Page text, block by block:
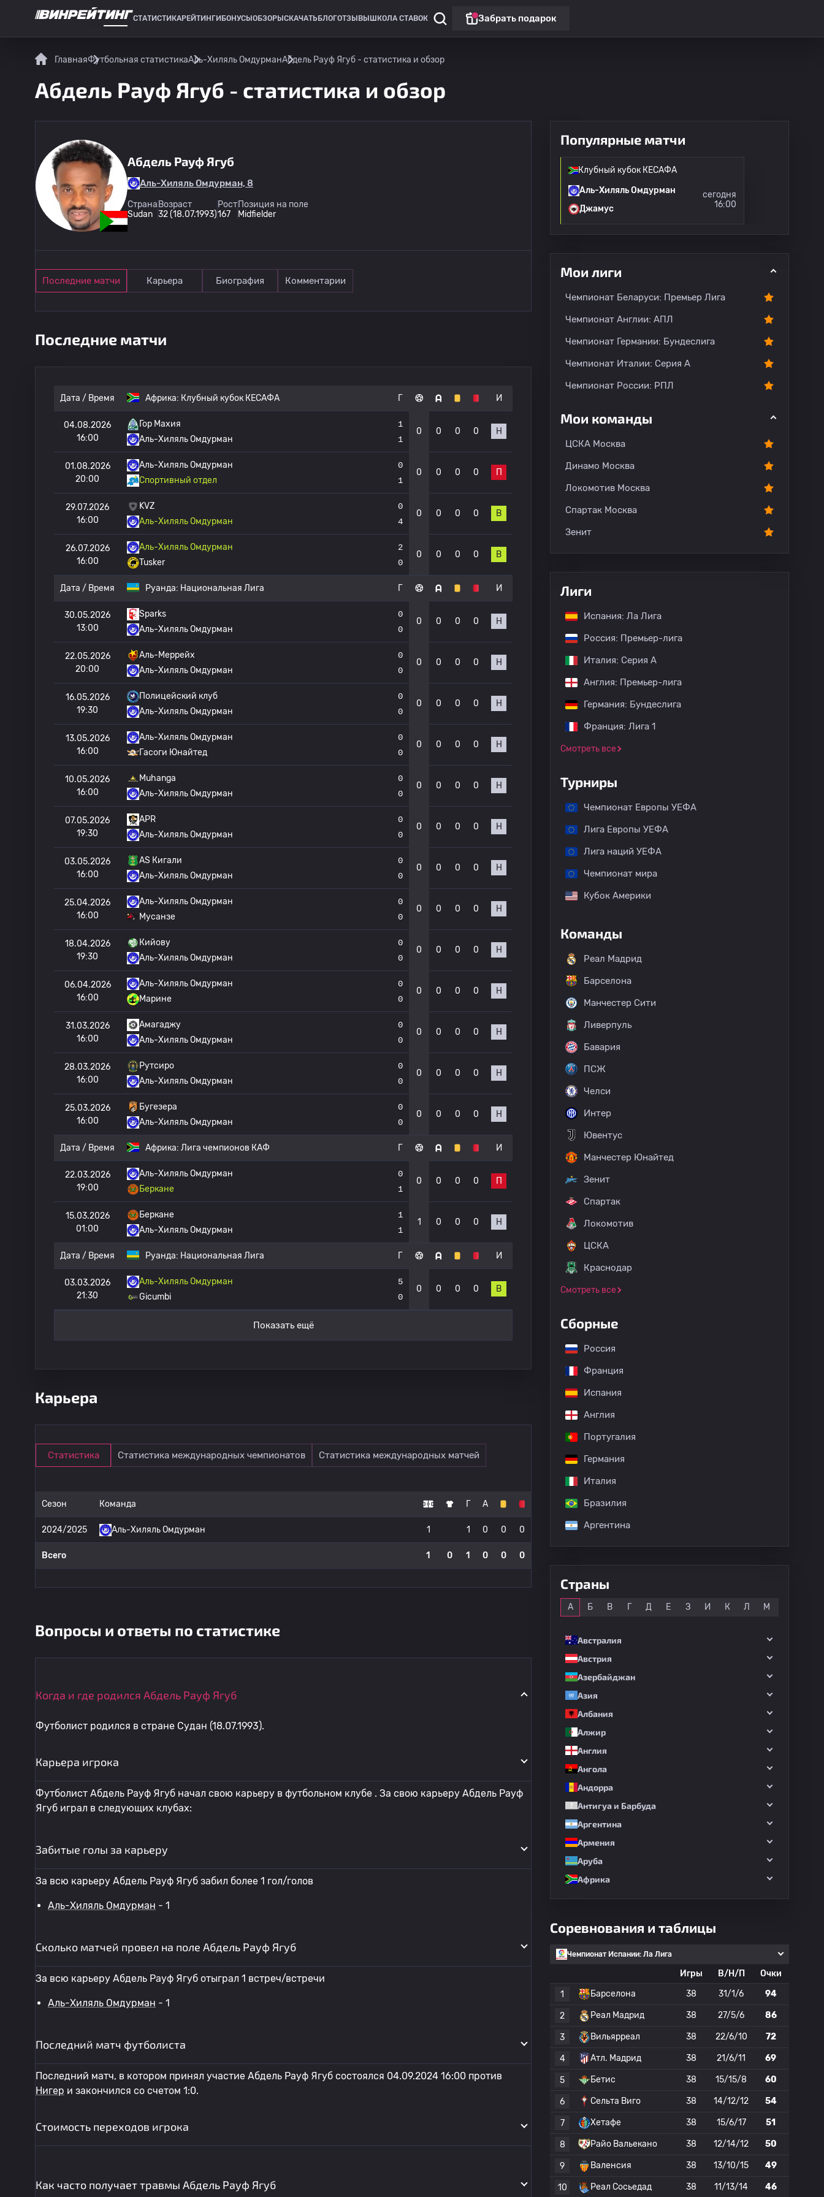
СТАТИСТИКАРЕЙТИНГИ БОНУСЫ ОБЗОРЫ СКАЧАТЬ БЛОГОТЗЫВЫ ШКОЛА СТАВОК Забрать подарок
ГлавнаяФутбольная статистикаАль-Хиляль ОмдурманАбдель Рауф Ягуб - статистика и обзор
Абдель Рауф Ягуб - статистика и обзор
Абдель Рауф Ягуб
Аль-Хиляль Омдурман, 8
Страна
Sudan
Возраст
32 (18.07.1993)
Рост
167
Позиция на поле
Midfielder
Последние матчи Карьера Биография Комментарии
Последние матчи
Дата / Время Африка: Клубный кубок КЕСАФА Г И
04.08.2026
16:00
Гор Махия
Аль-Хиляль Омдурман
1
1
0 0 0 0 Н
01.08.2026
20:00
Аль-Хиляль Омдурман
Спортивный отдел
0
1
0 0 0 0 П
29.07.2026
16:00
KVZ
Аль-Хиляль Омдурман
0
4
0 0 0 0 В
26.07.2026
16:00
Аль-Хиляль Омдурман
Tusker
2
0
0 0 0 0 В
Дата / Время Руанда: Национальная Лига Г И
30.05.2026
13:00
Sparks
Аль-Хиляль Омдурман
0
0
0 0 0 0 Н
22.05.2026
20:00
Аль-Меррейх
Аль-Хиляль Омдурман
0
0
0 0 0 0 Н
16.05.2026
19:30
Полицейский клуб
Аль-Хиляль Омдурман
0
0
0 0 0 0 Н
13.05.2026
16:00
Аль-Хиляль Омдурман
Гасоги Юнайтед
0
0
0 0 0 0 Н
10.05.2026
16:00
Muhanga
Аль-Хиляль Омдурман
0
0
0 0 0 0 Н
07.05.2026
19:30
APR
Аль-Хиляль Омдурман
0
0
0 0 0 0 Н
03.05.2026
16:00
AS Кигали
Аль-Хиляль Омдурман
0
0
0 0 0 0 Н
25.04.2026
16:00
Аль-Хиляль Омдурман
Мусанзе
0
0
0 0 0 0 Н
18.04.2026
19:30
Кийову
Аль-Хиляль Омдурман
0
0
0 0 0 0 Н
06.04.2026
16:00
Аль-Хиляль Омдурман
Марине
0
0
0 0 0 0 Н
31.03.2026
16:00
Амагаджу
Аль-Хиляль Омдурман
0
0
0 0 0 0 Н
28.03.2026
16:00
Рутсиро
Аль-Хиляль Омдурман
0
0
0 0 0 0 Н
25.03.2026
16:00
Бугезера
Аль-Хиляль Омдурман
0
0
0 0 0 0 Н
Дата / Время Африка: Лига чемпионов КАФ Г И
22.03.2026
19:00
Аль-Хиляль Омдурман
Беркане
0
1
0 0 0 0 П
15.03.2026
01:00
Беркане
Аль-Хиляль Омдурман
1
1
1 0 0 0 Н
Дата / Время Руанда: Национальная Лига Г И
03.03.2026
21:30
Аль-Хиляль Омдурман
Gicumbi
5
0
0 0 0 0 В
Показать ещё
Карьера
Статистика Статистика международных чемпионатов Статистика международных матчей
Сезон Команда Г А
2024/2025 Аль-Хиляль Омдурман 1 1 0 0 0
Всего 1 0 1 0 0 0
Вопросы и ответы по статистике
Когда и где родился Абдель Рауф Ягуб
Футболист родился в стране Судан (18.07.1993).
Карьера игрока
Футболист Абдель Рауф Ягуб начал свою карьеру в футбольном клубе . За свою карьеру Абдель Рауф
Ягуб играл в следующих клубах:
Забитые голы за карьеру
За всю карьеру Абдель Рауф Ягуб забил более 1 гол/голов
Аль-Хиляль Омдурман - 1
Сколько матчей провел на поле Абдель Рауф Ягуб
За всю карьеру Абдель Рауф Ягуб отыграл 1 встреч/встречи
Аль-Хиляль Омдурман - 1
Последний матч футболиста
Последний матч, в котором принял участие Абдель Рауф Ягуб состоялся 04.09.2024 16:00 против
Нигер и закончился со счетом 1:0.
Стоимость переходов игрока
Как часто получает травмы Абдель Рауф Ягуб
Популярные матчи
Клубный кубок КЕСАФА
Аль-Хиляль Омдурман
Джамус
сегодня
16:00
Мои лиги
Чемпионат Беларуси: Премьер Лига
Чемпионат Англии: АПЛ
Чемпионат Германии: Бундеслига
Чемпионат Италии: Серия А
Чемпионат России: РПЛ
Мои команды
ЦСКА Москва
Динамо Москва
Локомотив Москва
Спартак Москва
Зенит
Лиги
Испания: Ла Лига
Россия: Премьер-лига
Италия: Серия А
Англия: Премьер-лига
Германия: Бундеслига
Франция: Лига 1
Смотреть все
Турниры
Чемпионат Европы УЕФА
Лига Европы УЕФА
Лига наций УЕФА
Чемпионат мира
Кубок Америки
Команды
Реал Мадрид
Барселона
Манчестер Сити
Ливерпуль
Бавария
ПСЖ
Челси
Интер
Ювентус
Манчестер Юнайтед
Зенит
Спартак
Локомотив
ЦСКА
Краснодар
Смотреть все
Сборные
Россия
Франция
Испания
Англия
Португалия
Германия
Италия
Бразилия
Аргентина
Страны
А Б В Г Д Е З И К Л М
Австралия
Австрия
Азербайджан
Азия
Албания
Алжир
Англия
Ангола
Андорра
Антигуа и Барбуда
Аргентина
Армения
Аруба
Африка
Соревнования и таблицы
Чемпионат Испании: Ла Лига
Игры В/Н/П
Очки
1
Барселона 38 31/1/6 94
2 Реал Мадрид 38 27/5/6 86
3 Вильярреал 38 22/6/10 72
4 Атл. Мадрид 38 21/6/11 69
5 Бетис 38 15/15/8 60
6 Сельта Виго 38 14/12/12 54
7 Хетафе 38 15/6/17 51
8 Райо Вальекано 38 12/14/12 50
9 Валенсия 38 13/10/15 49
10 Реал Сосьедад 38 11/13/14 46